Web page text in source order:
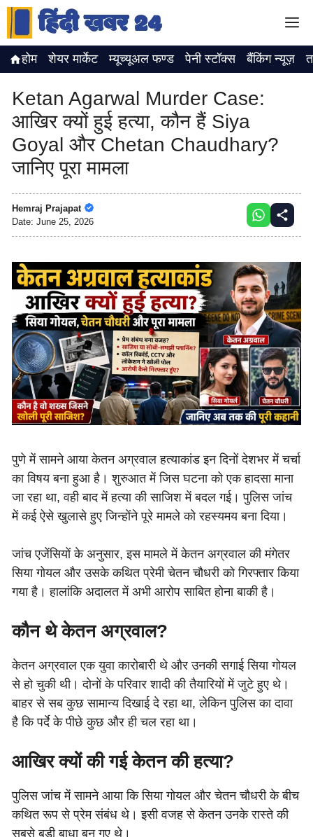
Skip
content
होम शेयर मार्केट म्यूच्यूअल फण्ड पेनी स्टॉक्स बैंकिंग न्यूज़
Ketan Agarwal Murder Case:
आखिर क्यों हुई हत्या, कौन हैं Siya
Goyal और Chetan Chaudhary?
जानिए पूरा मामला
Hemraj Prajapat
Date: June 25, 2026
पुणे में सामने आया केतन अग्रवाल हत्याकांड इन दिनों देशभर में चर्चा
का विषय बना हुआ है। शुरुआत में जिस घटना को एक हादसा माना
जा रहा था, वही बाद में हत्या की साजिश में बदल गई। पुलिस जांच
में कई ऐसे खुलासे हुए जिन्होंने पूरे मामले को रहस्यमय बना दिया।
जांच एजेंसियों के अनुसार, इस मामले में केतन अग्रवाल की मंगेतर
सिया गोयल और उसके कथित प्रेमी चेतन चौधरी को गिरफ्तार किया
गया है। हालांकि अदालत में अभी आरोप साबित होना बाकी है।
कौन थे केतन अग्रवाल?
केतन अग्रवाल एक युवा कारोबारी थे और उनकी सगाई सिया गोयल
से हो चुकी थी। दोनों के परिवार शादी की तैयारियों में जुटे हुए थे।
बाहर से सब कुछ सामान्य दिखाई दे रहा था, लेकिन पुलिस का दावा
है कि पर्दे के पीछे कुछ और ही चल रहा था।
आखिर क्यों की गई केतन की हत्या?
पुलिस जांच में सामने आया कि सिया गोयल और चेतन चौधरी के बीच
कथित रूप से प्रेम संबंध थे। इसी वजह से केतन उनके रास्ते की
सबसे बड़ी बाधा बन गए थे।